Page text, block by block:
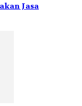
Jasa